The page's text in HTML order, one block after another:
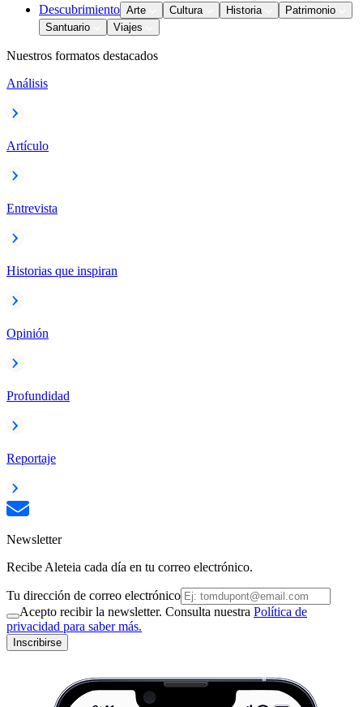
Descubrimiento Arte Cultura Historia
Patrimonio
Santuario
Viajes
Nuestros formatos destacados
Análisis
Artículo
Entrevista
Historias que inspiran
Opinión
Profundidad
Reportaje
Newsletter
Recibe Aleteia cada día en tu correo electrónico.
Tu dirección de correo electrónico
Acepto recibir la newsletter. Consulta nuestra Política de
privacidad para saber más.
Inscribirse